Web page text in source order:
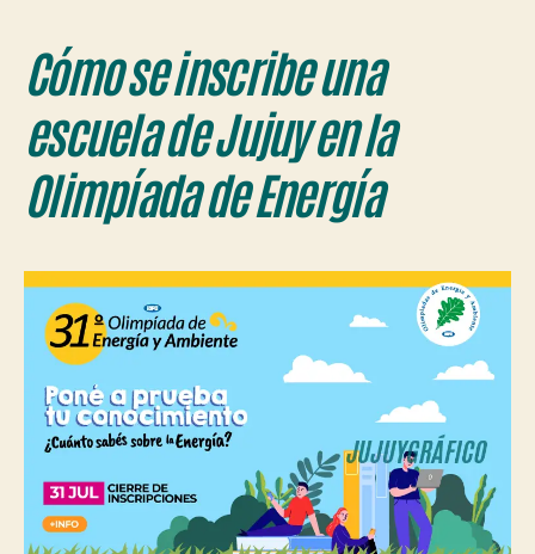
Cómo se inscribe una
escuela de Jujuy en la
Olimpíada de Energía